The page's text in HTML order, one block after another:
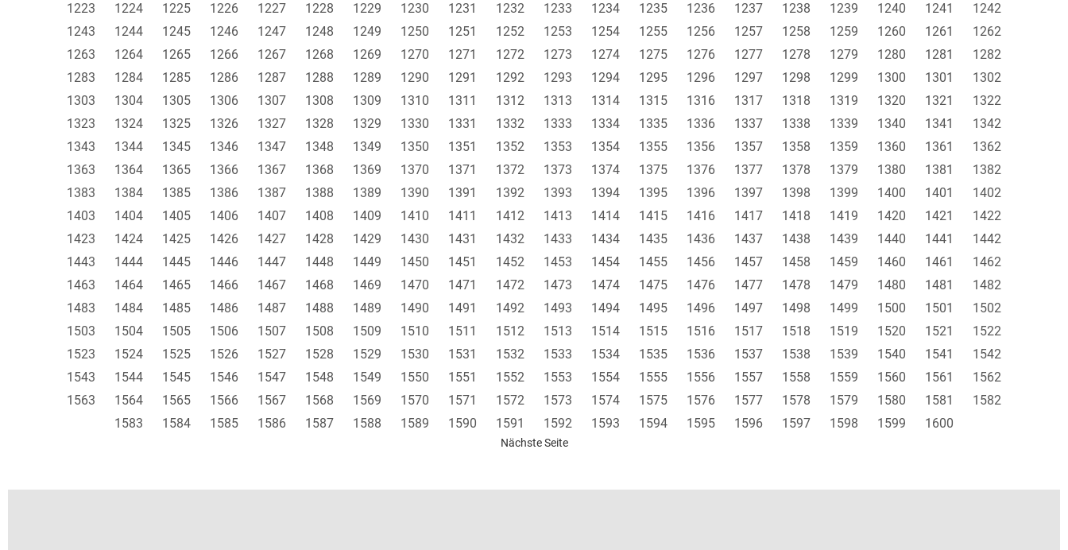
1223
1224 1225 1226 1227 1228 1229 1230 1231 1232 1233 1234 1235 1236 1237 1238 1239 1240 1241
1242
1243
1244 1245 1246 1247 1248 1249 1250 1251 1252 1253 1254 1255 1256 1257 1258 1259 1260 1261
1262
1263
1264 1265 1266 1267 1268 1269 1270 1271 1272 1273 1274 1275 1276 1277 1278 1279 1280 1281
1282
1283
1284 1285 1286 1287 1288 1289 1290 1291 1292 1293 1294 1295 1296 1297 1298 1299 1300 1301
1302
1303
1304 1305 1306 1307 1308 1309 1310 1311 1312 1313 1314 1315 1316 1317 1318 1319 1320 1321
1322
1323
1324 1325 1326 1327 1328 1329 1330 1331 1332 1333 1334 1335 1336 1337 1338 1339 1340 1341
1342
1343
1344 1345 1346 1347 1348 1349 1350 1351 1352 1353 1354 1355 1356 1357 1358 1359 1360 1361
1362
1363
1364 1365 1366 1367 1368 1369 1370 1371 1372 1373 1374 1375 1376 1377 1378 1379 1380 1381
1382
1383
1384 1385 1386 1387 1388 1389 1390 1391 1392 1393 1394 1395 1396 1397 1398 1399 1400 1401
1402
1403
1404 1405 1406 1407 1408 1409 1410 1411 1412 1413 1414 1415 1416 1417 1418 1419 1420 1421
1422
1423
1424 1425 1426 1427 1428 1429 1430 1431 1432 1433 1434 1435 1436 1437 1438 1439 1440 1441
1442
1443
1444 1445 1446 1447 1448 1449 1450 1451 1452 1453 1454 1455 1456 1457 1458 1459 1460 1461
1462
1463
1464 1465 1466 1467 1468 1469 1470 1471 1472 1473 1474 1475 1476 1477 1478 1479 1480 1481
1482
1483
1484 1485 1486 1487 1488 1489 1490 1491 1492 1493 1494 1495 1496 1497 1498 1499 1500 1501
1502
1503
1504 1505 1506 1507 1508 1509 1510 1511 1512 1513 1514 1515 1516 1517 1518 1519 1520 1521
1522
1523
1524 1525 1526 1527 1528 1529 1530 1531 1532 1533 1534 1535 1536 1537 1538 1539 1540 1541
1542
1543
1544 1545 1546 1547 1548 1549 1550 1551 1552 1553 1554 1555 1556 1557 1558 1559 1560 1561
1562
1563
1564 1565 1566 1567 1568 1569 1570 1571 1572 1573 1574 1575 1576 1577 1578 1579 1580 1581
1582
1583
1584 1585 1586 1587 1588 1589 1590 1591 1592 1593 1594 1595 1596 1597 1598 1599 1600
Nächste Seite